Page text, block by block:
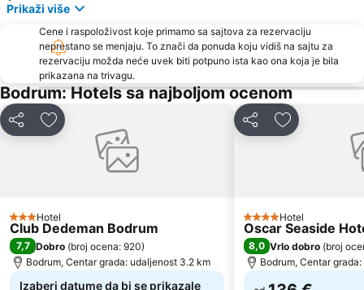
Prikaži više
Cene i raspoloživost koje primamo sa sajtova za rezervaciju
neprestano se menjaju. To znači da ponuda koju vidiš na sajtu za
rezervaciju možda neće uvek biti potpuno ista kao ona koja je bila
prikazana na trivagu.
Bodrum: Hotels sa najboljom ocenom
Deli Dodati u favorite
3 Zvezdice
Hotel
Club Dedeman Bodrum
7,7 Dobro (broj ocena: 920)
Bodrum, Centar grada: udaljenost 3.2 km
Izaberi datume da bi se prikazale
Deli Dodati u
4 Zvezdice
Hotel
Oscar Seaside
8,0 Vrlo dobro (broj
Bodrum, Centar